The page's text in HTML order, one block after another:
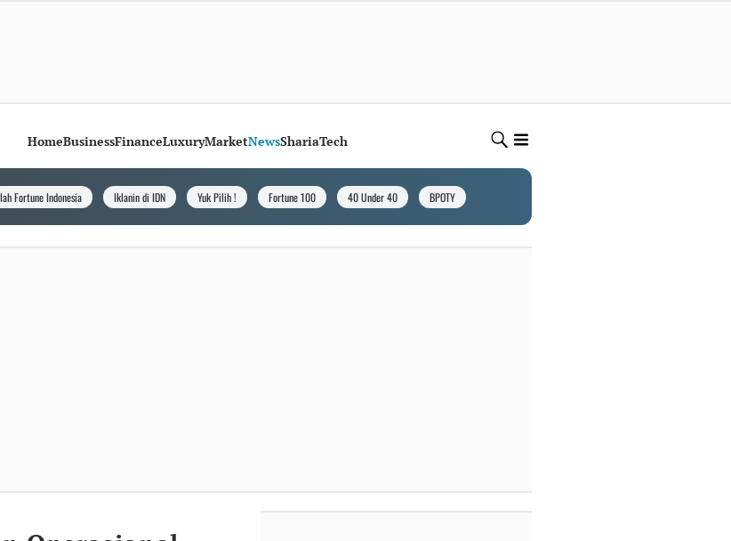
HomeBusinessFinanceLuxuryMarketNewsShariaTech
Fortune Indonesia Iklanin di IDN Yuk Pilih ! Fortune 100 40 Under 40 BPOTY